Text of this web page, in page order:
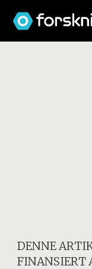
DENNE
FINANSIERT